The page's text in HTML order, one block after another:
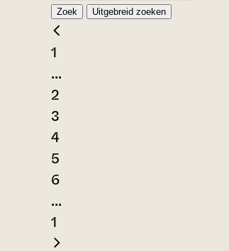
Zoek Uitgebreid zoeken
1
...
2
3
4
5
6
...
1